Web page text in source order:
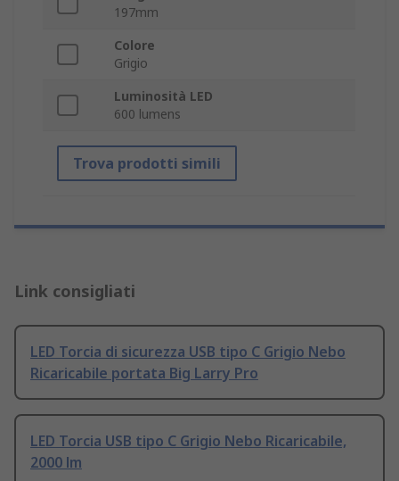
197mm
Colore
Grigio
Luminosità LED
600 lumens
Trova prodotti simili
Link consigliati
LED Torcia di sicurezza USB tipo C Grigio Nebo
Ricaricabile portata Big Larry Pro
LED Torcia USB tipo C Grigio Nebo Ricaricabile,
2000 lm